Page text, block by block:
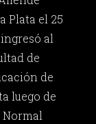
Plata el 25
ingresó al
de
de
luego de
Normal